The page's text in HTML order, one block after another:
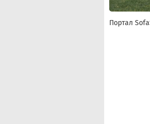
Портал